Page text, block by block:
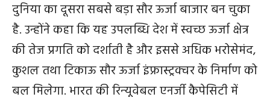
दुनिया का दूसरा सबसे बड़ा सौर ऊर्जा बाजार बन चुका
है. उन्होंने कहा कि यह उपलब्धि देश में स्वच्छ ऊर्जा क्षेत्र
की तेज प्रगति को दर्शाती है और इससे अधिक भरोसेमंद,
कुशल तथा टिकाऊ सौर ऊर्जा इंफ्रास्‍ट्रक्‍चर के निर्माण को
बल मिलेगा. भारत की रिन्‍यूवेबल एनर्जी कैपेसिटी में